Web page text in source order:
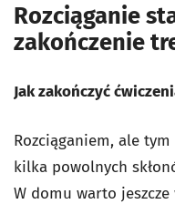
Rozciąganie
zakończenie
Jak zakończyć
Rozciąganiem, ale
kilka powolnych
W domu warto